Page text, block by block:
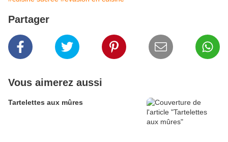
Partager
Vous aimerez aussi
Tartelettes aux mûres